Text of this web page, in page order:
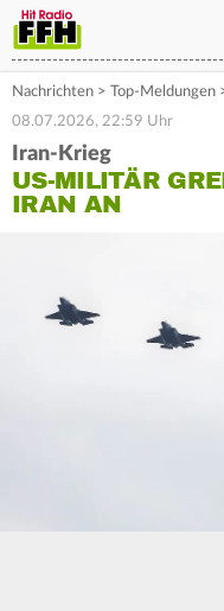
Nachrichten > Top-Meldungen
08.07.2026, 22:59 Uhr
Iran-Krieg
US-MILITÄR
IRAN AN